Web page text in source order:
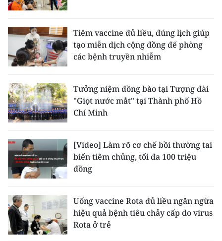
CHƯƠNG TRÌNH OCOP - MỖI XÃ
MỘT SẢN PHẨM
RADIO
MEDIA CENTER
E-Magazine
Video
Media Chính trị
Media Kinh tế
Media Xã hội
Media Pháp luật
Tiêm vaccine đủ liều, đúng lịch giúp
tạo miễn dịch cộng đồng để phòng
các bệnh truyền nhiễm
Tưởng niệm đồng bào tại Tượng đài
"Giọt nước mắt" tại Thành phố Hồ
Chí Minh
[Video] Làm rõ cơ chế bồi thường tai
biến tiêm chủng, tối đa 100 triệu
đồng
Uống vaccine Rota đủ liều ngăn ngừa
hiệu quả bệnh tiêu chảy cấp do virus
Rota ở trẻ